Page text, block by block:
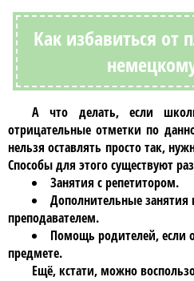
Как избавиться от
А что делать, если
отрицательные отметки по
нельзя оставлять просто так,
Способы для этого существуют
Занятия с репетитором.
Дополнительные
преподавателем.
Помощь родителей, если
предмете.
Ещё, кстати, можно